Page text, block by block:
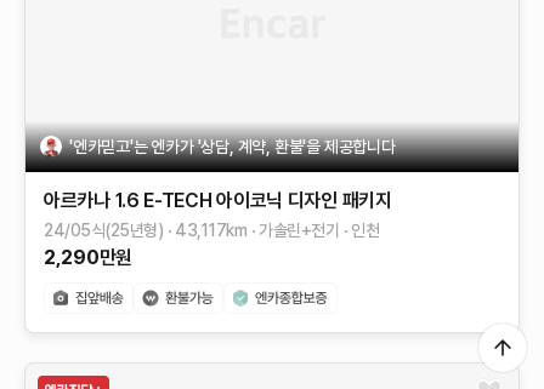
'엔카믿고'는 엔카가 '상담, 계약, 환불'을 제공합니다
아르카나 1.6 E-TECH 아이코닉 디자인 패키지
24/05식(25년형) 43,117km 가솔린+전기 인천
2,290만원